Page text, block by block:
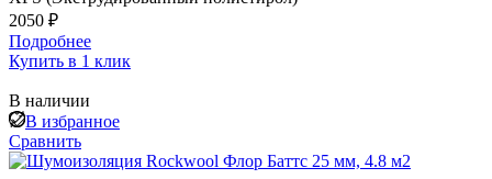
2050 ₽
Подробнее
Купить в 1 клик
В наличии
В избранное
Сравнить